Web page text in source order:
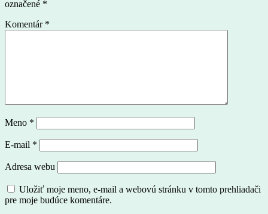
označené *
Komentár *
Meno *
E-mail *
Adresa webu
Uložiť moje meno, e-mail a webovú stránku v tomto prehliadači
pre moje budúce komentáre.